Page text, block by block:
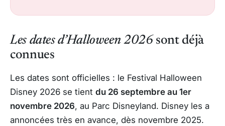
Les dates d’Halloween 2026 sont déjà
connues
Les dates sont officielles : le Festival Halloween
Disney 2026 se tient du 26 septembre au 1er
novembre 2026, au Parc Disneyland. Disney les a
annoncées très en avance, dès novembre 2025.